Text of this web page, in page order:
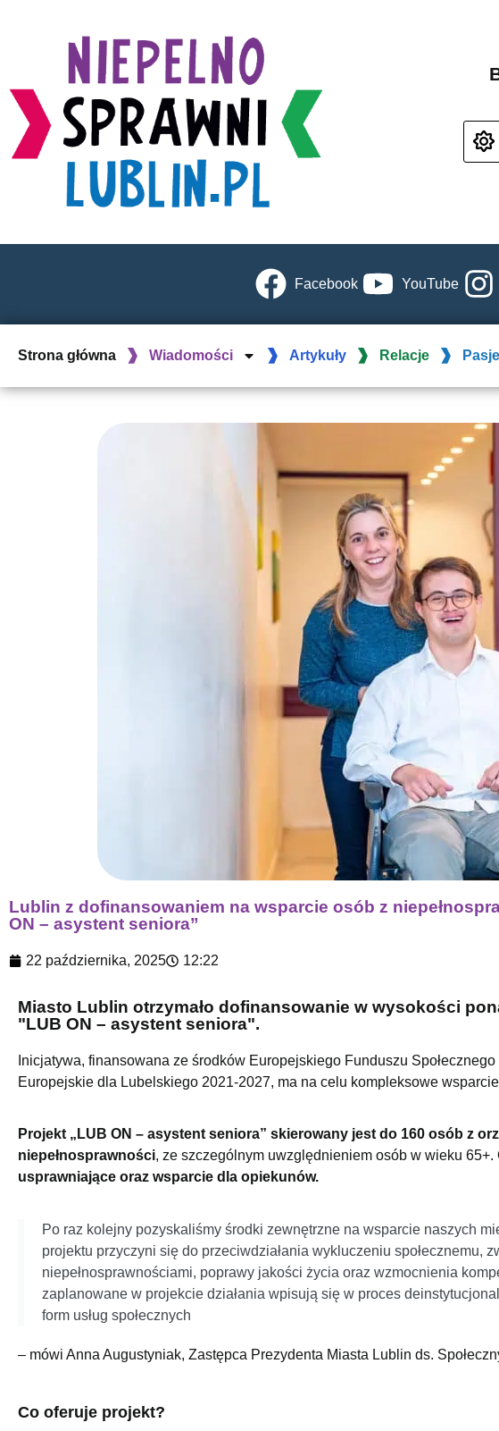
Facebook YouTube
Strona główna Wiadomości Artykuły Relacje Pasje
Lublin z dofinansowaniem na wsparcie osób z
ON – asystent seniora”
22 października, 2025 12:22
Miasto Lublin otrzymało dofinansowanie w wysokości
"LUB ON – asystent seniora".
Inicjatywa, finansowana ze środków Europejskiego Funduszu
Europejskie dla Lubelskiego 2021-2027, ma na celu kompleksowe
Projekt „LUB ON – asystent seniora” skierowany jest do 160 osób z
niepełnosprawności, ze szczególnym uwzględnieniem osób w wieku 65+.
usprawniające oraz wsparcie dla opiekunów.
Po raz kolejny pozyskaliśmy środki zewnętrzne na wsparcie naszych
projektu przyczyni się do przeciwdziałania wykluczeniu społecznemu,
niepełnosprawnościami, poprawy jakości życia oraz wzmocnienia
zaplanowane w projekcie działania wpisują się w proces
form usług społecznych
– mówi Anna Augustyniak, Zastępca Prezydenta Miasta Lublin ds.
Co oferuje projekt?